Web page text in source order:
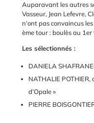
Auparavant les autres
Vasseur, Jean Lefevre,
n’ont pas convaincus
ème tour : boulès au 1er
Les sélectionnés :
DANIELA
NATHALIE
d’Opale »
PIERRE